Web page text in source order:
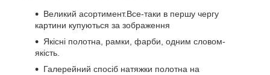
Великий асортимент.Все-таки в першу чергу
картини купуються за зображення
Якісні полотна, рамки, фарби, одним словом-
якість.
Галерейний спосіб натяжки полотна на